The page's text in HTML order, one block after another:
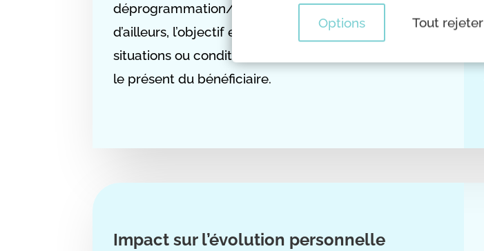
déprogrammation/reprogrammation de la cognition,
d’ailleurs, l’objectif est de rendre ces événements,
situations ou conditionnements sans résonance dans
le présent du bénéficiaire.
Impact sur l’évolution personnelle
Options Tout rejeter